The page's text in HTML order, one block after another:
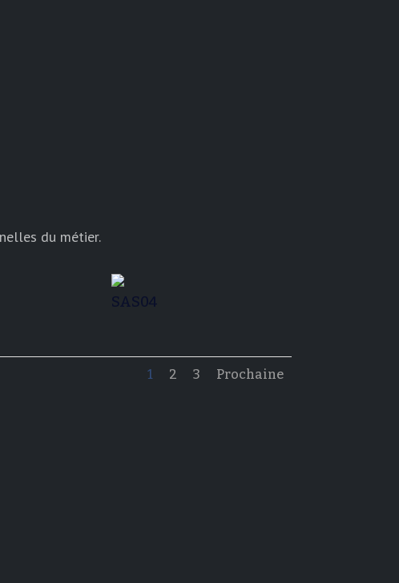
du métier.
SAS04
1 2 3 Prochaine